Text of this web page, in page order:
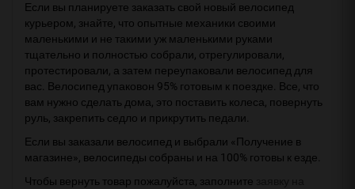
Если вы планируете заказать свой новый велосипед
курьером, знайте, что опытные механики своими
маленькими и не такими уж маленькими руками
тщательно и полностью собрали, отрегулировали,
протестировали, а затем переупаковали велосипед для
вас. Велосипед упаковон 95% готовым к поездке. Все, что
вам нужно сделать дома, это поставить колеса, повернуть
руль, закрепить седло и прикрутить педали.
Если вы заказали велосипед и выбрали «Получение в
магазине», велосипеды собраны и на 100% готовы к езде.
Чтобы вернуть товар пожалуйста, заполните